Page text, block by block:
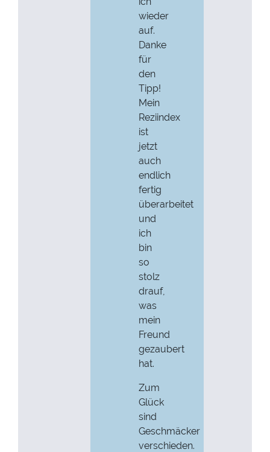
wieder
auf.
Danke
für
den
Tipp!
Mein
Reziindex
ist
jetzt
auch
endlich
fertig
überarbeitet
und
ich
bin
so
stolz
drauf,
was
mein
Freund
gezaubert
hat.
Zum
Glück
sind
Geschmäcker
verschieden.